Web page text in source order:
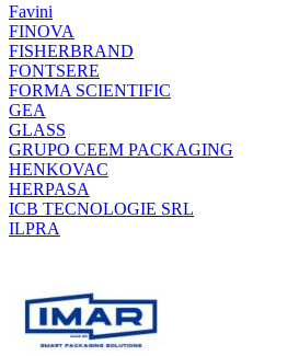
Favini
FINOVA
FISHERBRAND
FONTSERE
FORMA SCIENTIFIC
GEA
GLASS
GRUPO CEEM PACKAGING
HENKOVAC
HERPASA
ICB TECNOLOGIE SRL
ILPRA